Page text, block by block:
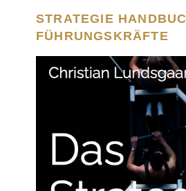
STRATEGIE
FÜHRUNGSKRÄFTE